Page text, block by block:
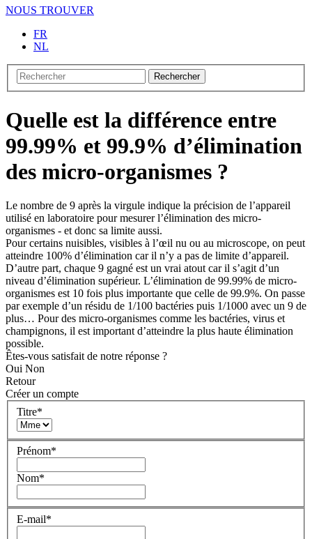
NOUS TROUVER
FR
NL
Rechercher
Quelle est la différence entre
99.99% et 99.9% d’élimination
des micro-organismes ?
Le nombre de 9 après la virgule indique la précision de l’appareil
utilisé en laboratoire pour mesurer l’élimination des micro-
organismes - et donc sa limite aussi.
Pour certains nuisibles, visibles à l’œil nu ou au microscope, on peut
atteindre 100% d’élimination car il n’y a pas de limite d’appareil.
D’autre part, chaque 9 gagné est un vrai atout car il s’agit d’un
niveau d’élimination supérieur. L’élimination de 99.99% de micro-
organismes est 10 fois plus importante que celle de 99.9%. On passe
par exemple d’un résidu de 1/100 bactéries puis 1/1000 avec un 9 de
plus… Pour des micro-organismes comme les bactéries, virus et
champignons, il est important d’atteindre la plus haute élimination
possible.
Êtes-vous satisfait de notre réponse ?
Oui Non
Retour
Créer un compte
Titre*
Prénom*
Nom*
E-mail*